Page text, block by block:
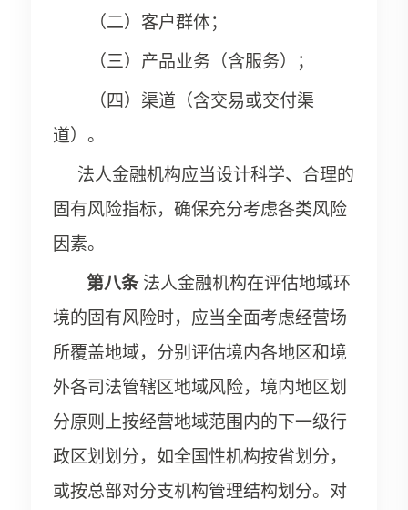
（二） 客户群体；
（三） 产品业务（含服务）；
（四） 渠道（含交易或交付渠
道）。
法人金融机构应当设计科学、合理的
固有风险指标，确保充分考虑各类风险
因素。
第八条 法人金融机构在评估地域环
境的固有风险时，应当全面考虑经营场
所覆盖地域，分别评估境内各地区和境
外各司法管辖区地域风险，境内地区划
分原则上按经营地域范围内的下一级行
政区划划分，如全国性机构按省划分，
或按总部对分支机构管理结构划分。对